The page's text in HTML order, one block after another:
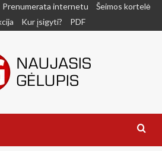
Prenumerata internetu
Šeimos kortelė
Kur įsigyti? PDF